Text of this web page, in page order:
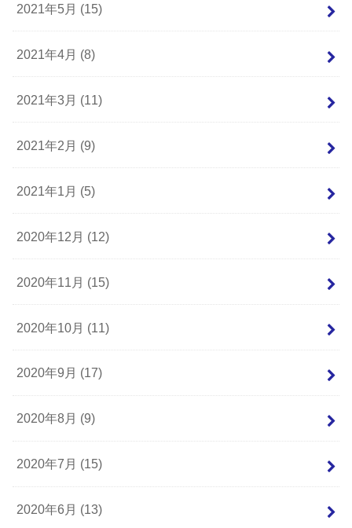
2021年5月 (15)
2021年4月 (8)
2021年3月 (11)
2021年2月 (9)
2021年1月 (5)
2020年12月 (12)
2020年11月 (15)
2020年10月 (11)
2020年9月 (17)
2020年8月 (9)
2020年7月 (15)
2020年6月 (13)